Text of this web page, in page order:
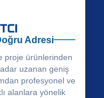
Adresi
proje ürünlerinden
uzanan geniş
profesyonel ve
alanlara yönelik